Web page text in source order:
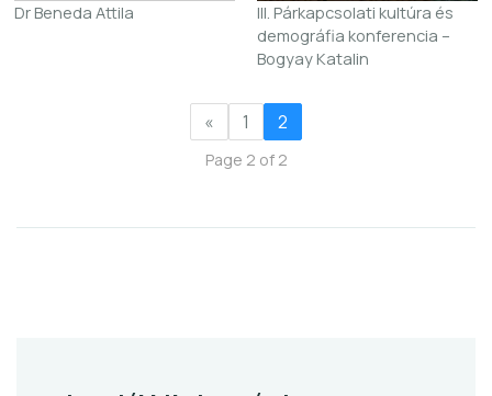
Dr Beneda Attila
III. Párkapcsolati kultúra és
demográfia konferencia –
Bogyay Katalin
« 1 2
Page 2 of 2